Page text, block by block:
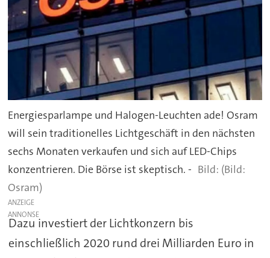
Energiesparlampe und Halogen-Leuchten ade! Osram
will sein traditionelles Lichtgeschäft in den nächsten
sechs Monaten verkaufen und sich auf LED-Chips
konzentrieren. Die Börse ist skeptisch. -
(Bild:
Osram)
ANZEIGE
Dazu investiert der Lichtkonzern bis
einschließlich 2020 rund drei Milliarden Euro in